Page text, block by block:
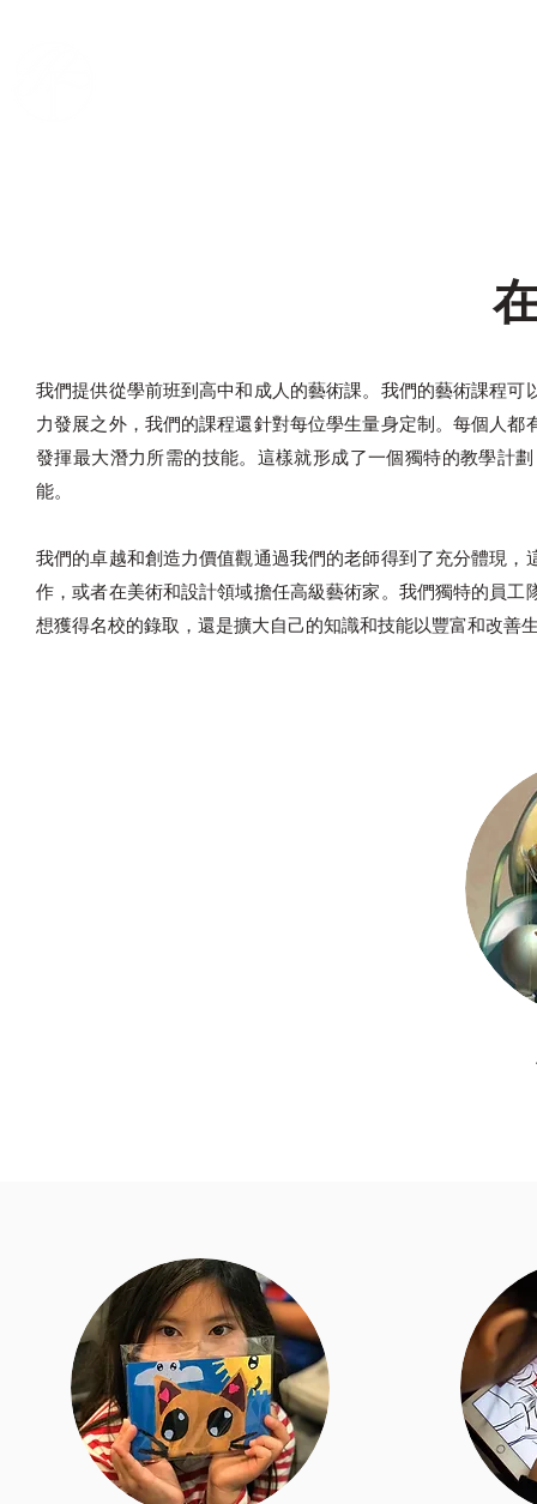
我們提供從學前班到高中和成人的藝術課。我們的藝術課程
力發展之外，我們的課程還針對每位學生量身定制。每個人
發揮最大潛力所需的技能。這樣就形成了一個獨特的教學計
能。
我們的卓越和創造力價值觀通過我們的老師得到了充分體現
作，或者在美術和設計領域擔任高級藝術家。我們獨特的員
想獲得名校的錄取，還是擴大自己的知識和技能以豐富和改善